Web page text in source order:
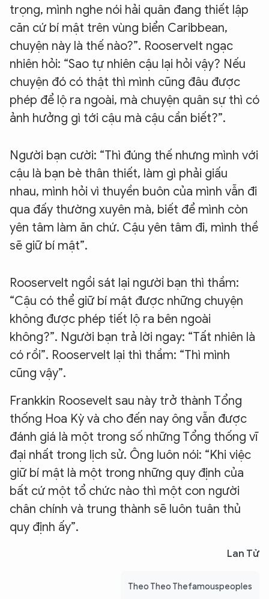
trọng, mình nghe nói hải quân đang thiết lập
căn cứ bí mật trên vùng biển Caribbean,
chuyện này là thế nào?”. Rooservelt ngạc
nhiên hỏi: “Sao tự nhiên cậu lại hỏi vậy? Nếu
chuyện đó có thật thì mình cũng đâu được
phép để lộ ra ngoài, mà chuyện quân sự thì có
ảnh hưởng gì tới cậu mà cậu cần biết?”.
Người bạn cười: “Thì đúng thế nhưng mình với
cậu là bạn bè thân thiết, làm gì phải giấu
nhau, mình hỏi vì thuyền buôn của mình vẫn đi
qua đấy thường xuyên mà, biết để mình còn
yên tâm làm ăn chứ. Cậu yên tâm đi, mình thề
sẽ giữ bí mật”.
Rooservelt ngồi sát lại người bạn thì thầm:
“Cậu có thể giữ bí mật được những chuyện
không được phép tiết lộ ra bên ngoài
không?”. Người bạn trả lời ngay: “Tất nhiên là
có rồi”. Rooservelt lại thì thầm: “Thì mình
cũng vậy”.
Frankkin Roosevelt sau này trở thành Tổng
thống Hoa Kỳ và cho đến nay ông vẫn được
đánh giá là một trong số những Tổng thống vĩ
đại nhất trong lịch sử. Ông luôn nói: “Khi việc
giữ bí mật là một trong những quy định của
bất cứ một tổ chức nào thì một con người
chân chính và trung thành sẽ luôn tuân thủ
quy định ấy”.
Lan Tử
Theo Theo Thefamouspeoples